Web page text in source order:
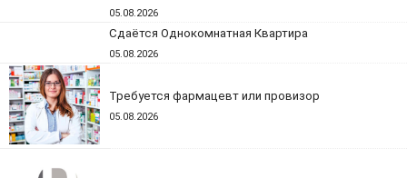
05.08.2026
Сдаётся Однокомнатная Квартира
05.08.2026
Требуется фармацевт или провизор
05.08.2026